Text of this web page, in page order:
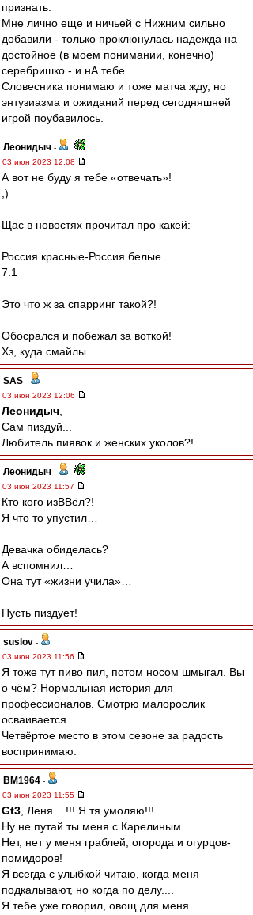
признать.
Мне лично еще и ничьей с Нижним сильно
добавили - только проклюнулась надежда на
достойное (в моем понимании, конечно)
серебришко - и нА тебе...
Словесника понимаю и тоже матча жду, но
энтузиазма и ожиданий перед сегодняшней
игрой поубавилось.
Леонидыч -
03 июн 2023 12:08
А вот не буду я тебе «отвечать»!
;)
Щас в новостях прочитал про какей:
Россия красные-Россия белые
7:1
Это что ж за спарринг такой?!
Обосрался и побежал за воткой!
Хз, куда смайлы
SAS -
03 июн 2023 12:06
Леонидыч
Сам пиздуй...
Любитель пиявок и женских уколов?!
Леонидыч -
03 июн 2023 11:57
Кто кого изВВёл?!
Я что то упустил…
Девачка обиделась?
А вспомнил…
Она тут «жизни учила»…
Пусть пиздует!
suslov -
03 июн 2023 11:56
Я тоже тут пиво пил, потом носом шмыгал. Вы
о чём? Нормальная история для
профессионалов. Смотрю малорослик
осваивается.
Четвёртое место в этом сезоне за радость
воспринимаю.
BM1964 -
03 июн 2023 11:55
Gt3 , Леня....!!! Я тя умоляю!!!
Ну не путай ты меня с Карелиным.
Нет, нет у меня граблей, огорода и огурцов-
помидоров!
Я всегда с улыбкой читаю, когда меня
подкалывают, но когда по делу....
Я тебе уже говорил, овощ для меня